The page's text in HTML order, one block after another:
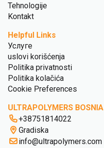
Tehnologije
Kontakt
Helpful Links
Услуге
uslovi korišćenja
Politika privatnosti
Politika kolačića
Cookie Preferences
ULTRAPOLYMERS BOSNIA
+38751814022
Gradiska
info@ultrapolymers.com